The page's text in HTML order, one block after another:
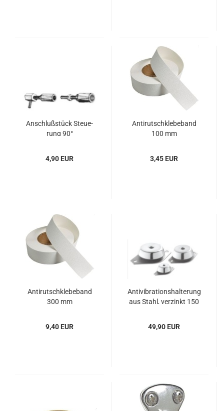
An­schluß­stück Steue­
rung 90°
4,90 EUR
An­ti­rutsch­kle­be­band
100 mm
3,45 EUR
An­ti­rutsch­kle­be­band
300 mm
9,40 EUR
An­ti­vi­bra­ti­ons­hal­te­rung
aus Stahl, ver­zinkt 150
49,90 EUR